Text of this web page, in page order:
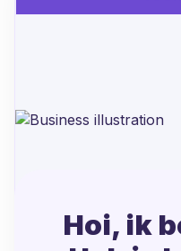
Hoi, ik